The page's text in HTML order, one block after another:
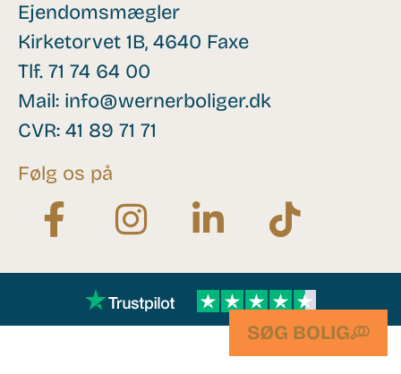
SØG BOLIG
Ejendomsmægler
Kirketorvet 1B, 4640 Faxe
Tlf. 71 74 64 00
Mail: info@wernerboliger.dk
CVR: 41 89 71 71
Følg os på